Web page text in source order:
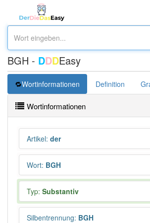
BGH - DDDEasy
Wortinformationen Definition
Wortinformationen
Artikel: der
Wort: BGH
Typ: Substantiv
Silbentrennung: BGH